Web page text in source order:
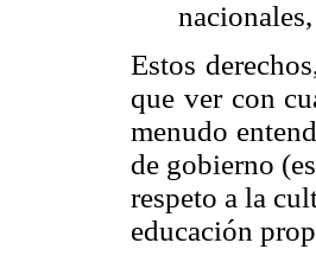
Estos
que ver con
menudo
de gobierno
respeto a la
educación